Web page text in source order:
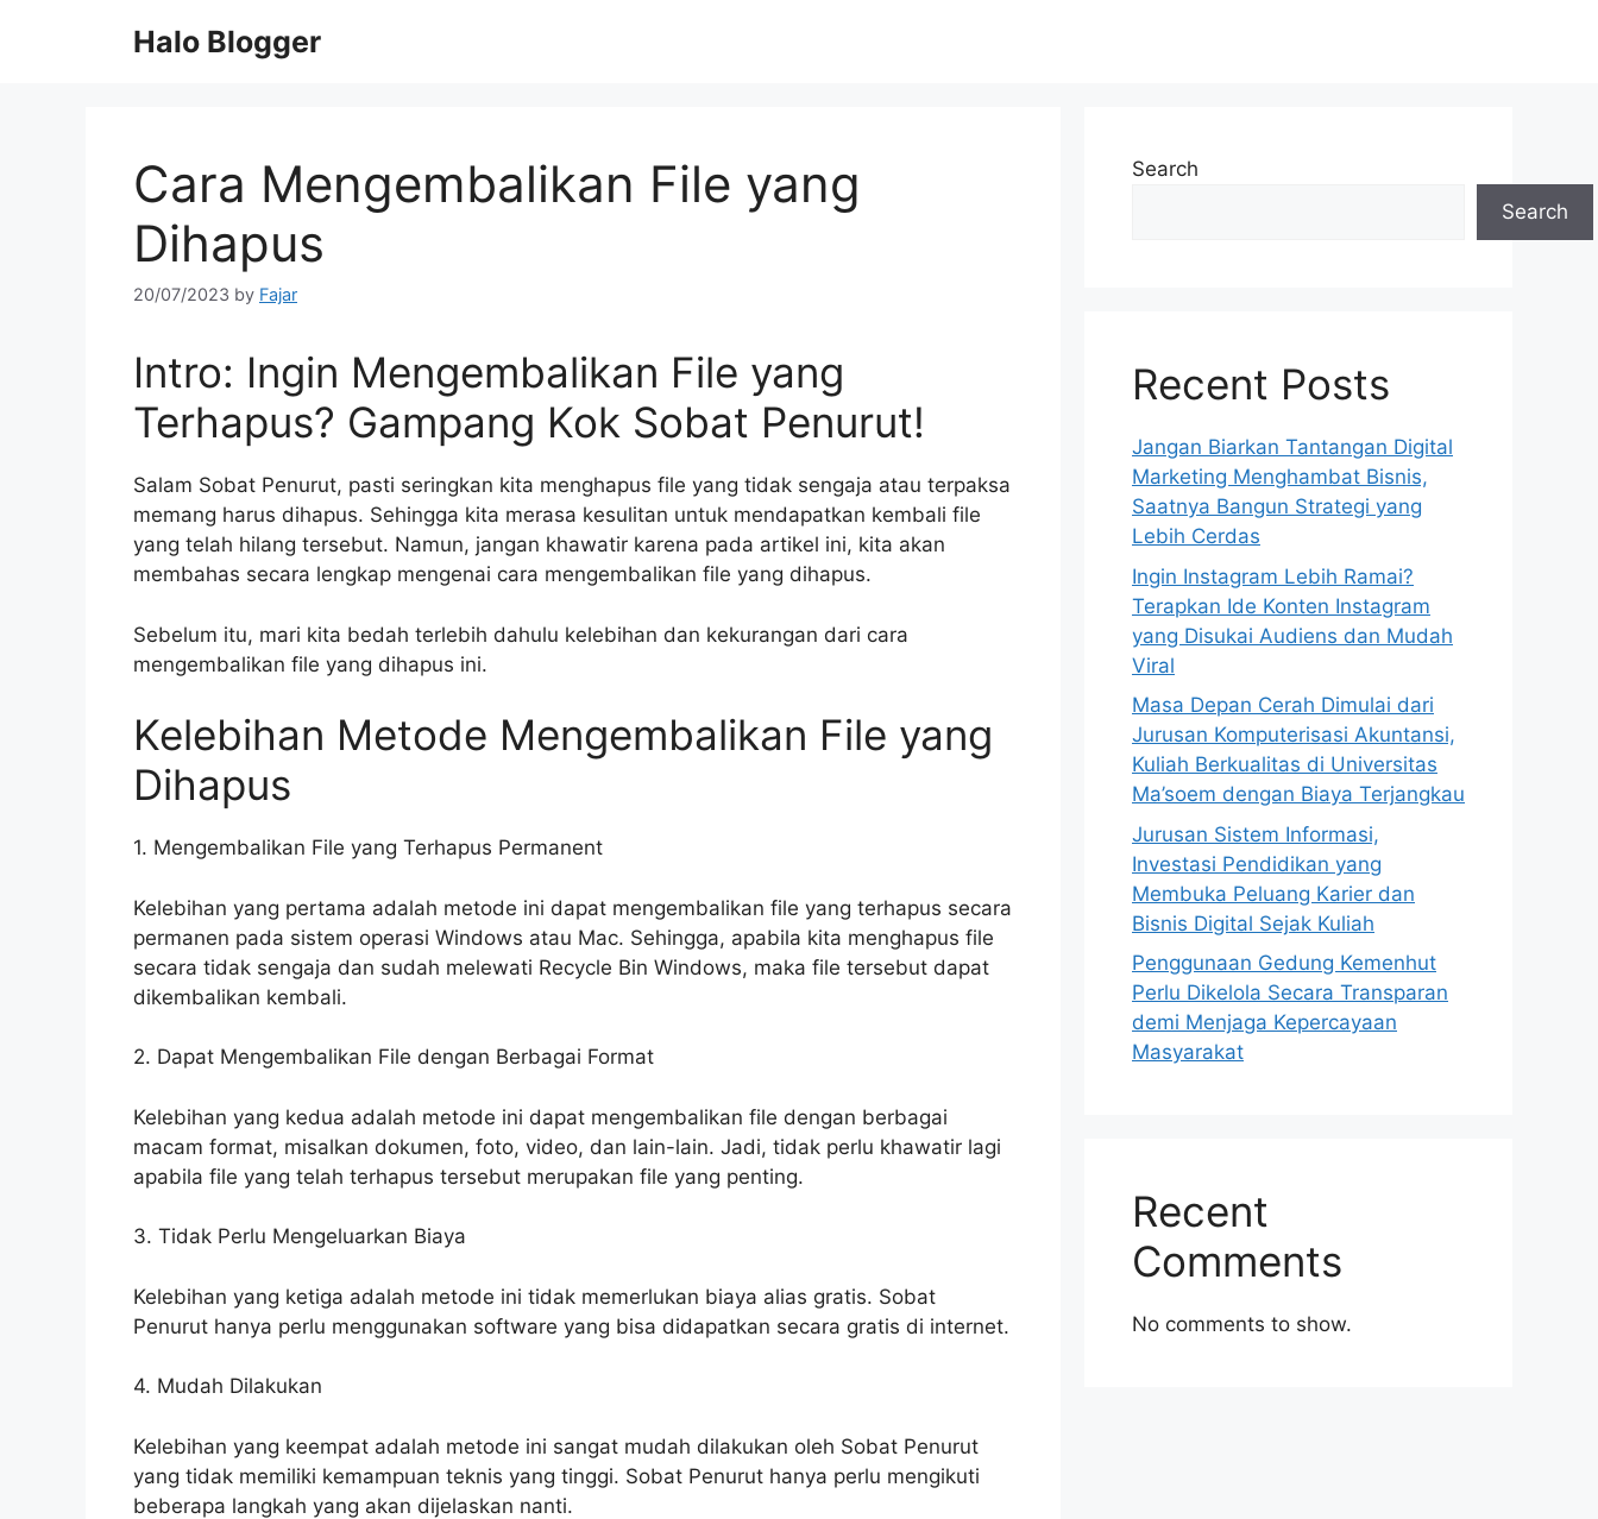
Halo Blogger
Cara Mengembalikan File yang
Dihapus
20/07/2023 by Fajar
Intro: Ingin Mengembalikan File yang
Terhapus? Gampang Kok Sobat Penurut!
Salam Sobat Penurut, pasti seringkan kita menghapus file yang tidak sengaja atau terpaksa
memang harus dihapus. Sehingga kita merasa kesulitan untuk mendapatkan kembali file
yang telah hilang tersebut. Namun, jangan khawatir karena pada artikel ini, kita akan
membahas secara lengkap mengenai cara mengembalikan file yang dihapus.
Sebelum itu, mari kita bedah terlebih dahulu kelebihan dan kekurangan dari cara
mengembalikan file yang dihapus ini.
Kelebihan Metode Mengembalikan File yang
Dihapus
1. Mengembalikan File yang Terhapus Permanent
Kelebihan yang pertama adalah metode ini dapat mengembalikan file yang terhapus secara
permanen pada sistem operasi Windows atau Mac. Sehingga, apabila kita menghapus file
secara tidak sengaja dan sudah melewati Recycle Bin Windows, maka file tersebut dapat
dikembalikan kembali.
2. Dapat Mengembalikan File dengan Berbagai Format
Kelebihan yang kedua adalah metode ini dapat mengembalikan file dengan berbagai
macam format, misalkan dokumen, foto, video, dan lain-lain. Jadi, tidak perlu khawatir lagi
apabila file yang telah terhapus tersebut merupakan file yang penting.
3. Tidak Perlu Mengeluarkan Biaya
Kelebihan yang ketiga adalah metode ini tidak memerlukan biaya alias gratis. Sobat
Penurut hanya perlu menggunakan software yang bisa didapatkan secara gratis di internet.
4. Mudah Dilakukan
Kelebihan yang keempat adalah metode ini sangat mudah dilakukan oleh Sobat Penurut
yang tidak memiliki kemampuan teknis yang tinggi. Sobat Penurut hanya perlu mengikuti
beberapa langkah yang akan dijelaskan nanti.
Search
Search
Recent Posts
Jangan Biarkan Tantangan Digital
Marketing Menghambat Bisnis,
Saatnya Bangun Strategi yang
Lebih Cerdas
Ingin Instagram Lebih Ramai?
Terapkan Ide Konten Instagram
yang Disukai Audiens dan Mudah
Viral
Masa Depan Cerah Dimulai dari
Jurusan Komputerisasi Akuntansi,
Kuliah Berkualitas di Universitas
Ma’soem dengan Biaya Terjangkau
Jurusan Sistem Informasi,
Investasi Pendidikan yang
Membuka Peluang Karier dan
Bisnis Digital Sejak Kuliah
Penggunaan Gedung Kemenhut
Perlu Dikelola Secara Transparan
demi Menjaga Kepercayaan
Masyarakat
Recent
Comments
No comments to show.